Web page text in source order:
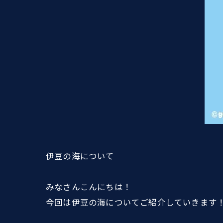
伊豆の海について
みなさんこんにちは！
今回は伊豆の海についてご紹介していきます